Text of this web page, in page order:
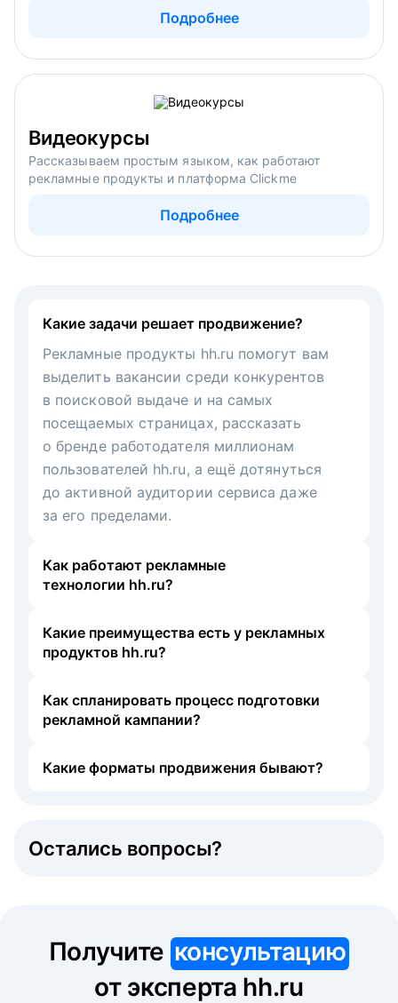
Подробнее
Видеокурсы
Рассказываем простым языком, как работают
рекламные продукты и платформа Clickme
Подробнее
Какие задачи решает продвижение?
Рекламные продукты hh.ru помогут вам
выделить вакансии среди конкурентов
в поисковой выдаче и на самых
посещаемых страницах, рассказать
о бренде работодателя миллионам
пользователей hh.ru, а ещё дотянуться
до активной аудитории сервиса даже
за его пределами.
Как работают рекламные
технологии hh.ru?
Какие преимущества есть у рекламных
продуктов hh.ru?
Как спланировать процесс подготовки
рекламной кампании?
Какие форматы продвижения бывают?
Остались вопросы?
Получите консультацию
от эксперта hh.ru